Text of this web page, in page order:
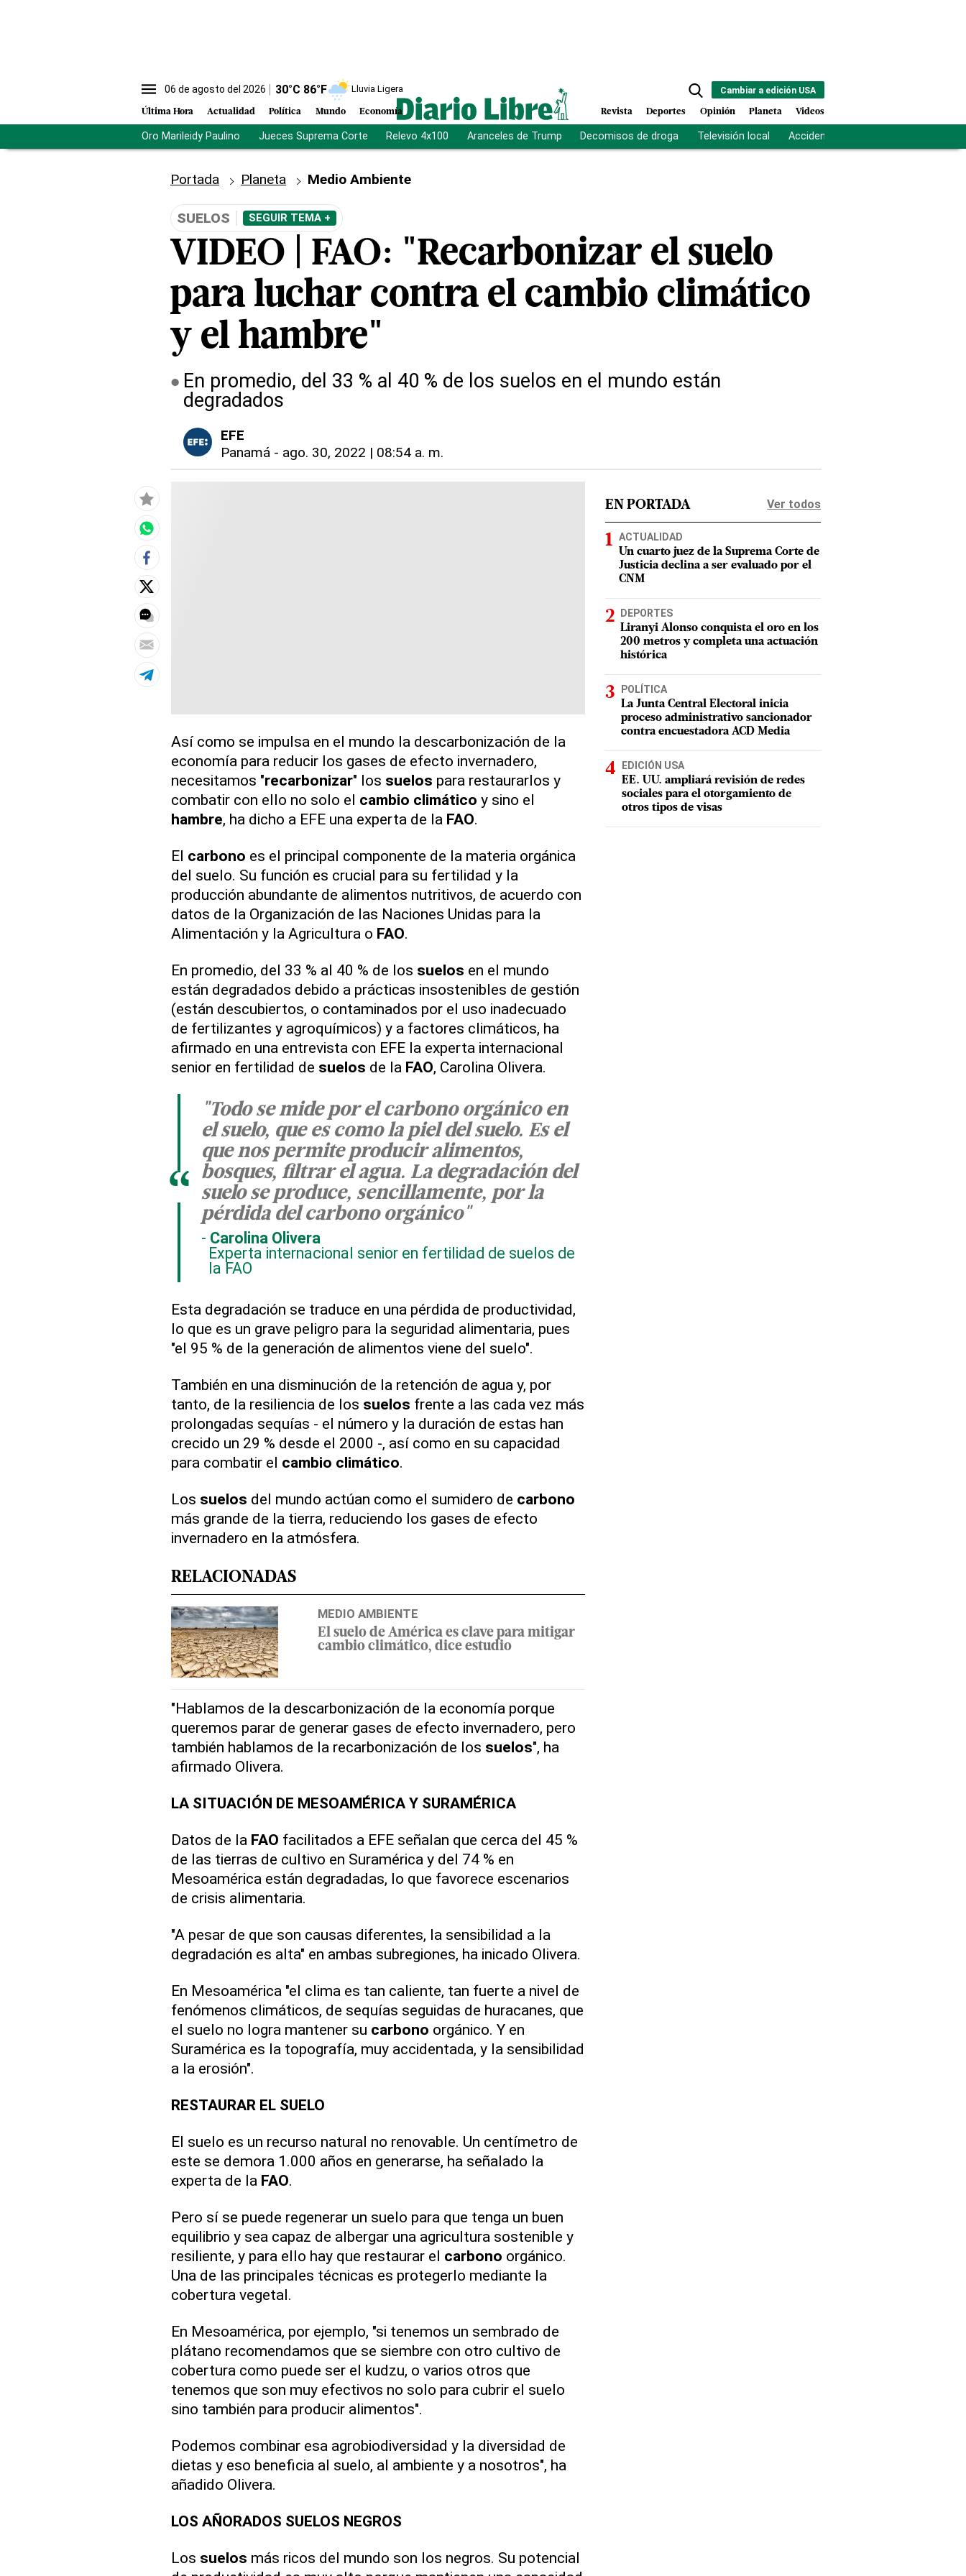
06 de agosto del 2026 30°C 86°F Lluvia Ligera
Última Hora Actualidad Política Mundo Economía
Cambiar a edición USA
Revista Deportes Opinión Planeta Videos
Oro Marileidy Paulino Jueces Suprema Corte Relevo 4x100 Aranceles de Trump Decomisos de droga Televisión local Accidente Los Ríos
Portada Planeta Medio Ambiente
SUELOS SEGUIR TEMA +
VIDEO | FAO: "Recarbonizar el suelo
para luchar contra el cambio climático
y el hambre"
En promedio, del 33 % al 40 % de los suelos en el mundo están
degradados
EFE
Panamá - ago. 30, 2022 | 08:54 a. m.
Así como se impulsa en el mundo la descarbonización de la
economía para reducir los gases de efecto invernadero,
necesitamos "recarbonizar" los suelos para restaurarlos y
combatir con ello no solo el cambio climático y sino el
hambre, ha dicho a EFE una experta de la FAO.
El carbono es el principal componente de la materia orgánica
del suelo. Su función es crucial para su fertilidad y la
producción abundante de alimentos nutritivos, de acuerdo con
datos de la Organización de las Naciones Unidas para la
Alimentación y la Agricultura o FAO.
En promedio, del 33 % al 40 % de los suelos en el mundo
están degradados debido a prácticas insostenibles de gestión
(están descubiertos, o contaminados por el uso inadecuado
de fertilizantes y agroquímicos) y a factores climáticos, ha
afirmado en una entrevista con EFE la experta internacional
senior en fertilidad de suelos de la FAO, Carolina Olivera.
"Todo se mide por el carbono orgánico en
el suelo, que es como la piel del suelo. Es el
que nos permite producir alimentos,
bosques, filtrar el agua. La degradación del
suelo se produce, sencillamente, por la
pérdida del carbono orgánico"
Carolina Olivera
Experta internacional senior en fertilidad de suelos de
la FAO
“
Esta degradación se traduce en una pérdida de productividad,
lo que es un grave peligro para la seguridad alimentaria, pues
"el 95 % de la generación de alimentos viene del suelo".
También en una disminución de la retención de agua y, por
tanto, de la resiliencia de los suelos frente a las cada vez más
prolongadas sequías - el número y la duración de estas han
crecido un 29 % desde el 2000 -, así como en su capacidad
para combatir el cambio climático.
Los suelos del mundo actúan como el sumidero de carbono
más grande de la tierra, reduciendo los gases de efecto
invernadero en la atmósfera.
RELACIONADAS
MEDIO AMBIENTE
El suelo de América es clave para mitigar
cambio climático, dice estudio
"Hablamos de la descarbonización de la economía porque
queremos parar de generar gases de efecto invernadero, pero
también hablamos de la recarbonización de los suelos", ha
afirmado Olivera.
LA SITUACIÓN DE MESOAMÉRICA Y SURAMÉRICA
Datos de la FAO facilitados a EFE señalan que cerca del 45 %
de las tierras de cultivo en Suramérica y del 74 % en
Mesoamérica están degradadas, lo que favorece escenarios
de crisis alimentaria.
"A pesar de que son causas diferentes, la sensibilidad a la
degradación es alta" en ambas subregiones, ha inicado Olivera.
En Mesoamérica "el clima es tan caliente, tan fuerte a nivel de
fenómenos climáticos, de sequías seguidas de huracanes, que
el suelo no logra mantener su carbono orgánico. Y en
Suramérica es la topografía, muy accidentada, y la sensibilidad
a la erosión".
RESTAURAR EL SUELO
El suelo es un recurso natural no renovable. Un centímetro de
este se demora 1.000 años en generarse, ha señalado la
experta de la FAO.
Pero sí se puede regenerar un suelo para que tenga un buen
equilibrio y sea capaz de albergar una agricultura sostenible y
resiliente, y para ello hay que restaurar el carbono orgánico.
Una de las principales técnicas es protegerlo mediante la
cobertura vegetal.
En Mesoamérica, por ejemplo, "si tenemos un sembrado de
plátano recomendamos que se siembre con otro cultivo de
cobertura como puede ser el kudzu, o varios otros que
tenemos que son muy efectivos no solo para cubrir el suelo
sino también para producir alimentos".
Podemos combinar esa agrobiodiversidad y la diversidad de
dietas y eso beneficia al suelo, al ambiente y a nosotros", ha
añadido Olivera.
LOS AÑORADOS SUELOS NEGROS
Los suelos más ricos del mundo son los negros. Su potencial
EN PORTADA Ver todos
ACTUALIDAD
Un cuarto juez de la Suprema Corte de
Justicia declina a ser evaluado por el
CNM
DEPORTES
Liranyi Alonso conquista el oro en los
200 metros y completa una actuación
histórica
POLÍTICA
La Junta Central Electoral inicia
proceso administrativo sancionador
contra encuestadora ACD Media
EDICIÓN USA
EE. UU. ampliará revisión de redes
sociales para el otorgamiento de
otros tipos de visas